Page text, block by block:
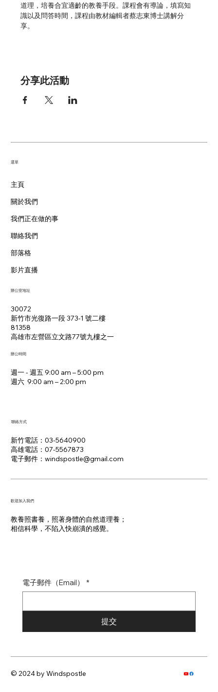
道理，培養合宜適齡的教養手段。課程會有導論，填寫知
識以及問答時間，課程由教材編輯者蔡志東博士講解分
享。
分享此活動
主頁
關於我們
我們正在做的事
聯絡我們
部落格
影片直播
​選單
辦公室地址
30072
新竹市光復路一段 373-1 號二樓
81358
​高雄市左營區立文路77號九樓之一
週一 - 週五 9:00 am – 5:00 pm
週六 9:00 am – 2:00 pm​
辦公時間
新竹電話：03-5640900
高雄電話：07-5567873
電子郵件：​windspostle@gmail.com
聯絡方式
​歡迎加入我們
教養照書養，照著身體的自然道理養；
​相信科學，不陷入快崩潰的感覺。
電子郵件（Email） *
提交
© 2024 by Windspostle